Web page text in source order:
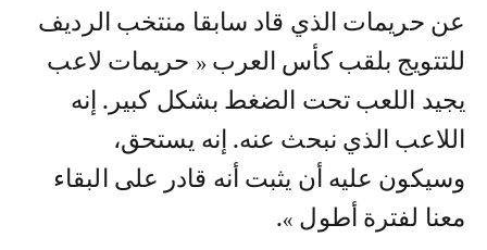
عن حريمات الذي قاد سابقا منتخب الرديف
للتتويج بلقب كأس العرب « حريمات لاعب
يجيد اللعب تحت الضغط بشكل كبير. إنه
اللاعب الذي نبحث عنه. إنه يستحق،
وسيكون عليه أن يثبت أنه قادر على البقاء
معنا لفترة أطول ».